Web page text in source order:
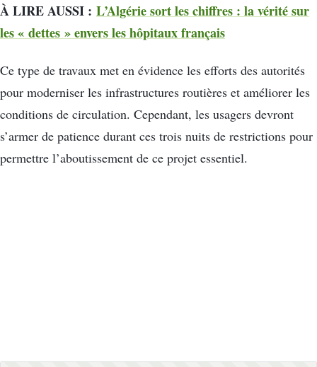
À LIRE AUSSI : L’Algérie sort les chiffres : la vérité sur
les « dettes » envers les hôpitaux français
Ce type de travaux met en évidence les efforts des autorités
pour moderniser les infrastructures routières et améliorer les
conditions de circulation. Cependant, les usagers devront
s’armer de patience durant ces trois nuits de restrictions pour
permettre l’aboutissement de ce projet essentiel.